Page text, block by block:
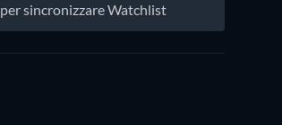
per sincronizzare Watchlist